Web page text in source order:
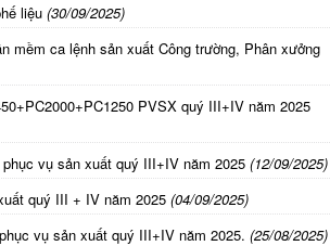
liệu (30/09/2025)
mềm ca lệnh sản xuất Công trường, Phân xưởng
PVSX quý III+IV năm 2025
vụ sản xuất quý III+IV năm 2025 (12/09/2025)
quý III + IV năm 2025 (04/09/2025)
vụ sản xuất quý III+IV năm 2025. (25/08/2025)